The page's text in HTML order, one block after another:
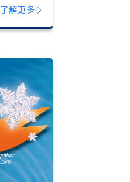
了解更多